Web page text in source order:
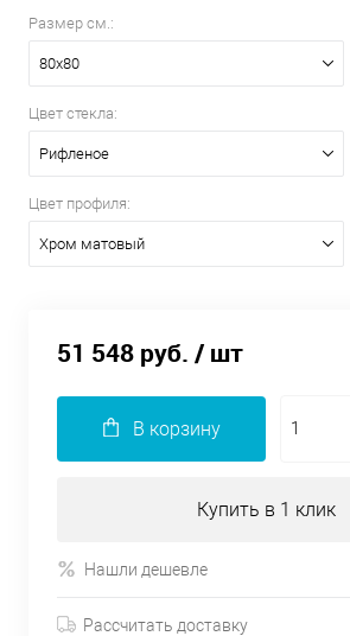
Размер см.:
80х80
Цвет стекла:
Рифленое
Цвет профиля:
Хром матовый
51 548 руб. / шт
В корзину
Купить в 1 клик
Нашли дешевле
Рассчитать доставку